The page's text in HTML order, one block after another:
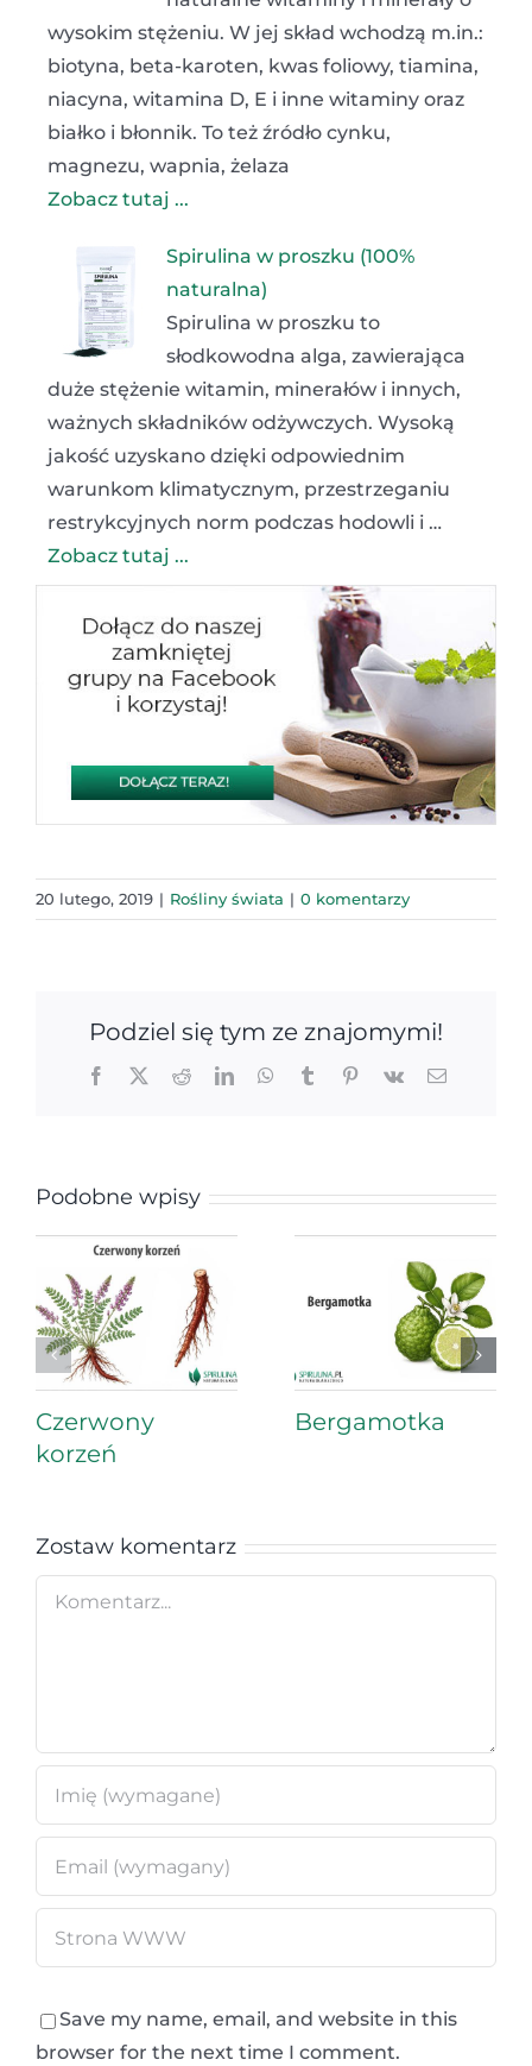
wysokim stężeniu. W jej skład wchodzą m.in.:
biotyna, beta-karoten, kwas foliowy, tiamina,
niacyna, witamina D, E i inne witaminy oraz
białko i błonnik. To też źródło cynku,
magnezu, wapnia, żelaza
Zobacz tutaj ...
Spirulina w proszku (100%
naturalna)
Spirulina w proszku to
słodkowodna alga, zawierająca
duże stężenie witamin, minerałów i innych,
ważnych składników odżywczych. Wysoką
jakość uzyskano dzięki odpowiednim
warunkom klimatycznym, przestrzeganiu
restrykcyjnych norm podczas hodowli i …
Zobacz tutaj ...
20 lutego, 2019 | Rośliny świata | 0 komentarzy
Podziel się tym ze znajomymi!
Facebook
X RedditLinkedInWhatsApp
TumblrPinterest
Vk Email
Podobne wpisy
Czerwony
korzeń
Bergamotka
Zostaw komentarz
Comment
Save my name, email, and website in this
browser for the next time I comment.